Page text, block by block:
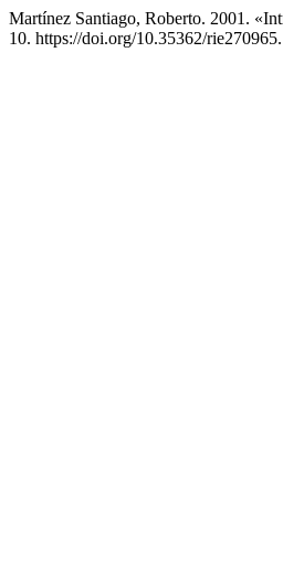
Martínez Santiago, Roberto. 2001.
10. https://doi.org/10.35362/rie270965.